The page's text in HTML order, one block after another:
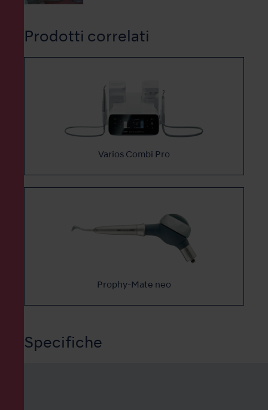
Prodotti correlati
Varios Combi Pro
Prophy-Mate neo
Specifiche